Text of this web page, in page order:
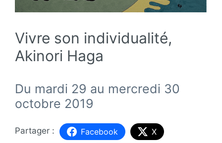
Vivre son individualité,
Akinori Haga
Du mardi 29 au mercredi 30
octobre 2019
Facebook X